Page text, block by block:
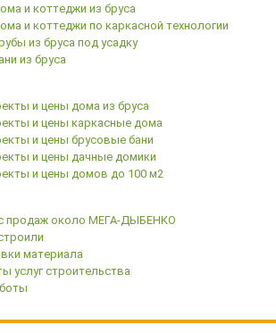
и коттеджи из бруса
и коттеджи по каркасной технологии
из бруса под усадку
из бруса
и цены дома из бруса
и цены каркасные дома
и цены брусовые бани
и цены дачные домики
и цены домов до 100 м2
продаж около МЕГА-ДЫБЕНКО
материала
услуг строительства